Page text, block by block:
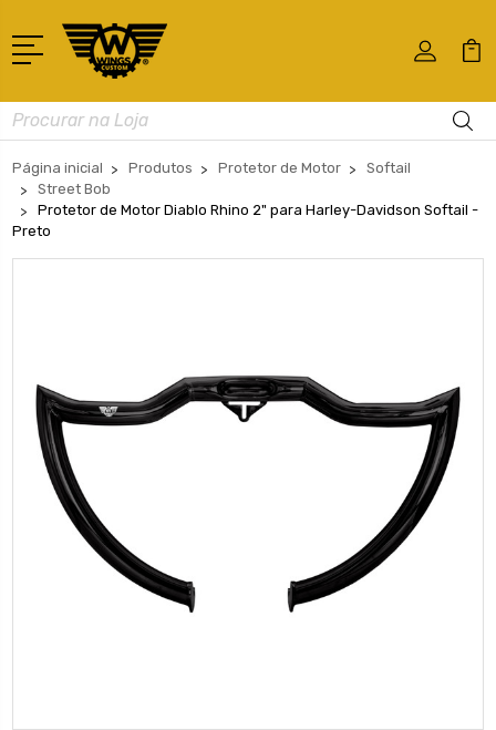
Busca
Página inicial Produtos Protetor de Motor
Softail
Street Bob
Protetor de Motor Diablo Rhino 2" para Harley-Davidson Softail -
Preto